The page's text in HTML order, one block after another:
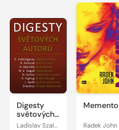
Digesty
světových
autorů
Ladislav Szalai, Romana Szalaiová
Memento
Radek John